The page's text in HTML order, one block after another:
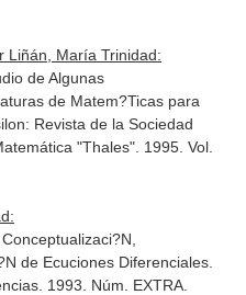
Liñán, María Trinidad:
de Algunas
de Matem?Ticas para
Revista de la Sociedad
"Thales". 1995. Vol.
de Ecuciones Diferenciales.
. 1993. Núm. EXTRA.